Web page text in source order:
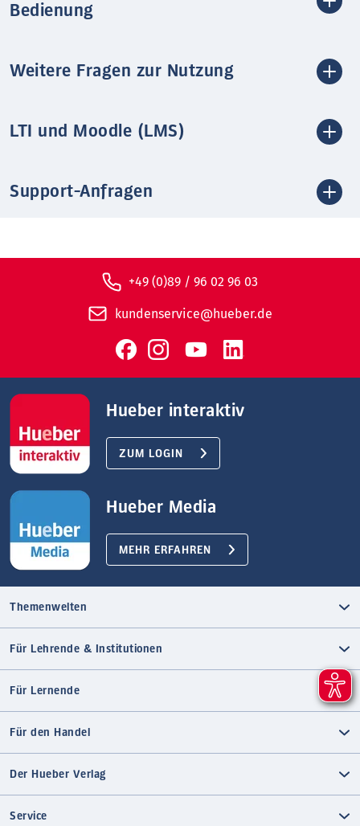
Bedienung
Weitere Fragen zur Nutzung
LTI und Moodle (LMS)
Support-Anfragen
+49 (0)89 / 96 02 96 03
kundenservice@hueber.de
Hueber interaktiv
ZUM LOGIN
Hueber Media
MEHR ERFAHREN
Themenwelten
Für Lehrende & Institutionen
Für Lernende
Für den Handel
Der Hueber Verlag
Service